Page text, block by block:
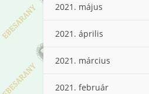
2021. május
2021. április
2021. március
2021. február